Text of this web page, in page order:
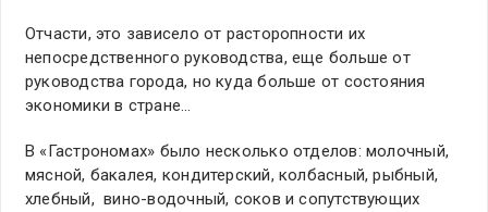
Отчасти, это зависело от расторопности их
непосредственного руководства, еще больше от
руководства города, но куда больше от состояния
экономики в стране…
В «Гастрономах» было несколько отделов: молочный,
мясной, бакалея, кондитерский, колбасный, рыбный,
хлебный, вино-водочный, соков и сопутствующих